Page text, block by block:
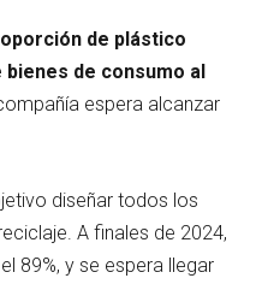
de plástico
de consumo al
espera alcanzar
diseñar todos los
A finales de 2024,
89%, y se espera llegar